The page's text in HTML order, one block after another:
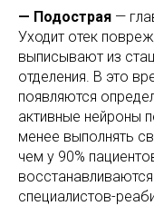
— Подострая —
Уходит отек
выписывают из
отделения. В это
появляются
активные нейроны
менее выполнять
чем у 90%
специалистов-